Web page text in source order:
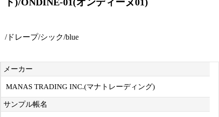
/ドレープ/シック/blue
メーカー
MANAS TRADING INC.(マナトレーディング)
サンプル帳名